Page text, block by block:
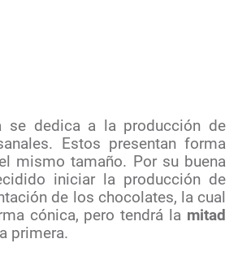
se dedica a la producción de
Estos presentan forma
mismo tamaño. Por su buena
iniciar la producción de
de los chocolates, la cual
cónica, pero tendrá la mitad
primera.